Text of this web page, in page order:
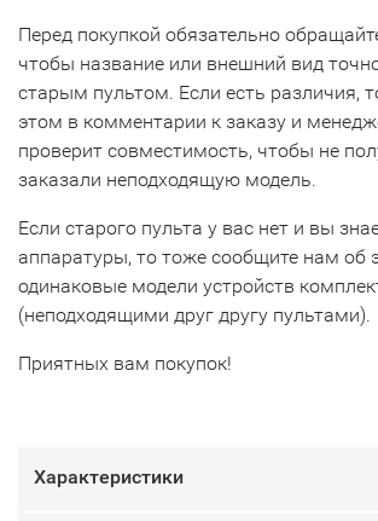
Перед покупкой обязательно
чтобы название или внешний вид
старым пультом. Если есть различия,
этом в комментарии к заказу и
проверит совместимость, чтобы не
заказали неподходящую модель.
Если старого пульта у вас нет и вы
аппаратуры, то тоже сообщите нам об
одинаковые модели устройств
(неподходящими друг другу пультами).
Приятных вам покупок!
Характеристики